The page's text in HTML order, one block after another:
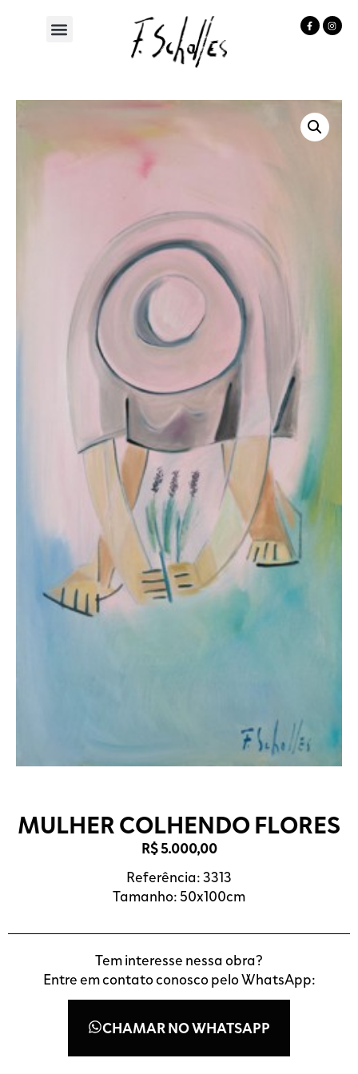
MULHER COLHENDO FLORES
R$5.000,00
Referência: 3313
Tamanho: 50x100cm
Tem interesse nessa obra?
Entre em contato conosco pelo WhatsApp:
CHAMAR NO WHATSAPP